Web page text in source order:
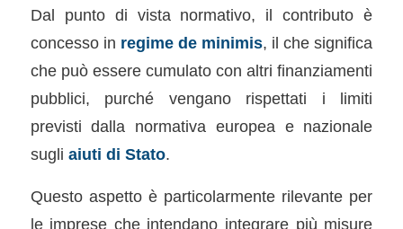
Dal punto di vista normativo, il contributo è
concesso in regime de minimis, il che significa
che può essere cumulato con altri finanziamenti
pubblici, purché vengano rispettati i limiti
previsti dalla normativa europea e nazionale
sugli aiuti di Stato.
Questo aspetto è particolarmente rilevante per
le imprese che intendano integrare più misure